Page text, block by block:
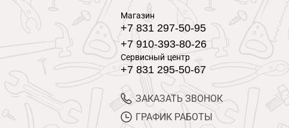
Магазин
+7 831 297-50-95
+7 910-393-80-26
Сервисный центр
+7 831 295-50-67
ЗАКАЗАТЬ ЗВОНОК
ГРАФИК РАБОТЫ